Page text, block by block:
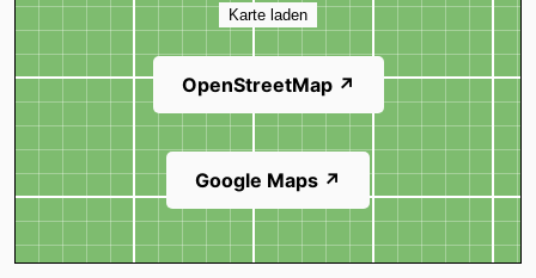
Buchhandlung
Karte laden
OpenStreetMap ↗
Google Maps ↗